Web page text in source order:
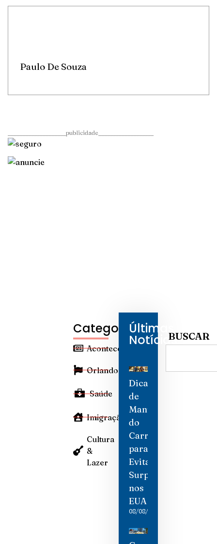
Paulo De Souza
____________________publicidade___________________
Categorias
Aconteceu
Orlando
Saúde
Imigração
Cultura
&
Lazer
Últimas
Notícias
Dicas
de
Manutenção
do
Carro
para
Evitar
Surpresas
nos
EUA
08/08/2026
BUSCAR